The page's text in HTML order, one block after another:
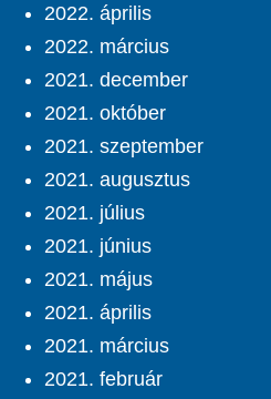
2022. április
2022. március
2021. december
2021. október
2021. szeptember
2021. augusztus
2021. július
2021. június
2021. május
2021. április
2021. március
2021. február